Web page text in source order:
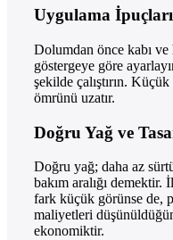
Uygulama İpuçları
Dolumdan önce kabı
göstergeye göre
şekilde çalıştırın.
ömrünü uzatır.
Doğru Yağ ve
Doğru yağ; daha az
bakım aralığı demektir.
fark küçük görünse de,
maliyetleri
ekonomiktir.